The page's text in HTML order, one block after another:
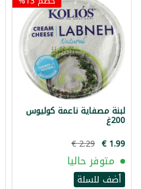
لبنة مصفاية ناعمة كوليوس
200غ
متوفر حاليا
أضف للسلة